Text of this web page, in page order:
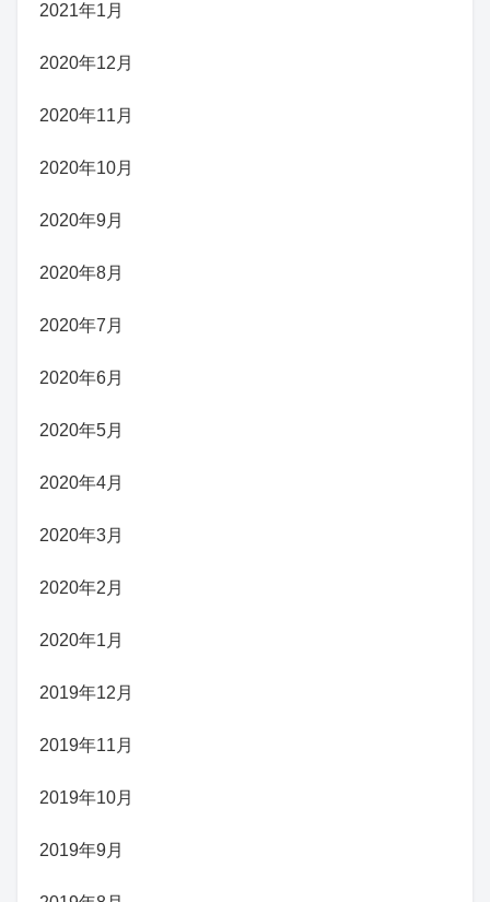
2021年1月
2020年12月
2020年11月
2020年10月
2020年9月
2020年8月
2020年7月
2020年6月
2020年5月
2020年4月
2020年3月
2020年2月
2020年1月
2019年12月
2019年11月
2019年10月
2019年9月